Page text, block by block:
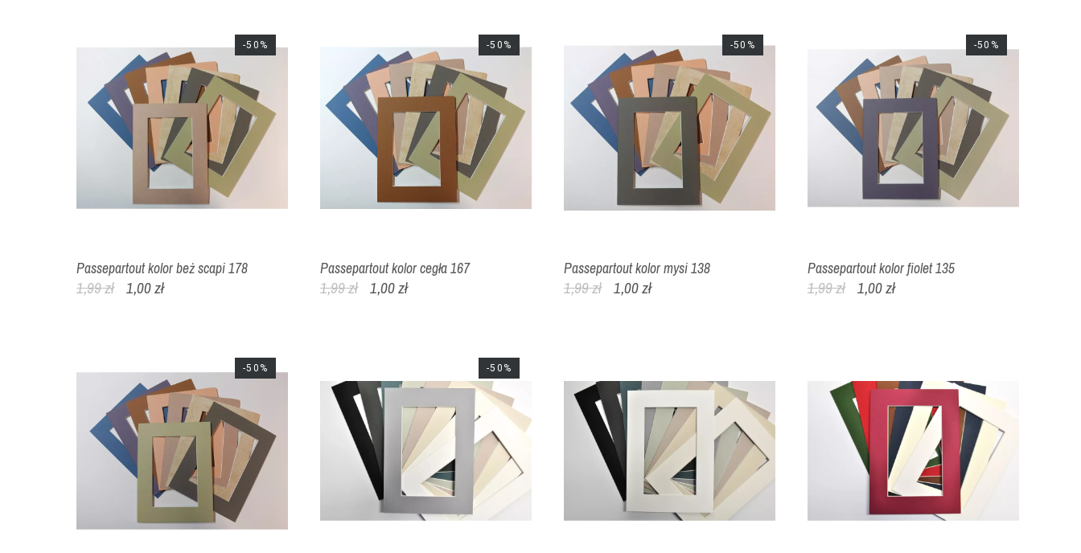
Passepartout kolor beż scapi 178
1,99 zł 1,00 zł
-50%
Passepartout kolor cegła 167
1,99 zł 1,00 zł
-50%
Passepartout kolor mysi 138
1,99 zł 1,00 zł
-50%
Passepartout kolor fiolet 135
1,99 zł 1,00 zł
-50%
-50% -50%